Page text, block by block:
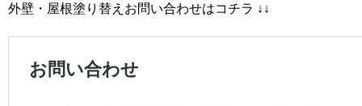
外壁・屋根塗り替えお問い合わせはコチラ ↓↓